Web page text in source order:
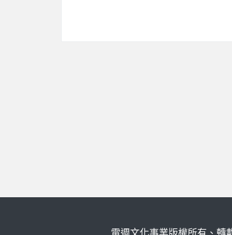
電週文化事業版權所有、轉